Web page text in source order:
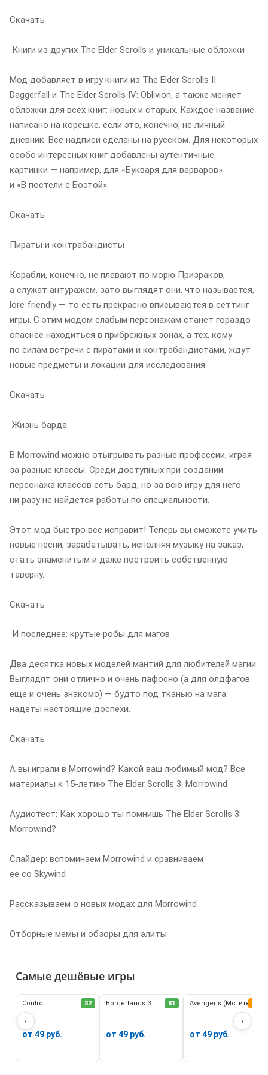
Скачать
Книги из других The Elder Scrolls и уникальные обложки
Мод добавляет в игру книги из The Elder Scrolls II:
Daggerfall и The Elder Scrolls IV: Oblivion, а также меняет
обложки для всех книг: новых и старых. Каждое название
написано на корешке, если это, конечно, не личный
дневник. Все надписи сделаны на русском. Для некоторых
особо интересных книг добавлены аутентичные
картинки — например, для «Букваря для варваров»
и «В постели с Боэтой».
Скачать
Пираты и контрабандисты
Корабли, конечно, не плавают по морю Призраков,
а служат антуражем, зато выглядят они, что называется,
lore friendly — то есть прекрасно вписываются в сеттинг
игры. С этим модом слабым персонажам станет гораздо
опаснее находиться в прибрежных зонах, а тех, кому
по силам встречи с пиратами и контрабандистами, ждут
новые предметы и локации для исследования.
Скачать
Жизнь барда
В Morrowind можно отыгрывать разные профессии, играя
за разные классы. Среди доступных при создании
персонажа классов есть бард, но за всю игру для него
ни разу не найдется работы по специальности.
Этот мод быстро все исправит! Теперь вы сможете учить
новые песни, зарабатывать, исполняя музыку на заказ,
стать знаменитым и даже построить собственную
таверну.
Скачать
И последнее: крутые робы для магов
Два десятка новых моделей мантий для любителей магии.
Выглядят они отлично и очень пафосно (а для олдфагов
еще и очень знакомо) — будто под тканью на мага
надеты настоящие доспехи.
Скачать
А вы играли в Morrowind? Какой ваш любимый мод? Все
материалы к 15-летию The Elder Scrolls 3: Morrowind
Аудиотест: Как хорошо ты помнишь The Elder Scrolls 3:
Morrowind?
Слайдер: вспоминаем Morrowind и сравниваем
ее со Skywind
Рассказываем о новых модах для Morrowind
Отборные мемы и обзоры для элиты
Самые дешёвые игры
‹ ›
82
Control
от 49 руб.
81
Borderlands 3
от 49 руб.
Avenger's (Мстители)
от 49 руб.